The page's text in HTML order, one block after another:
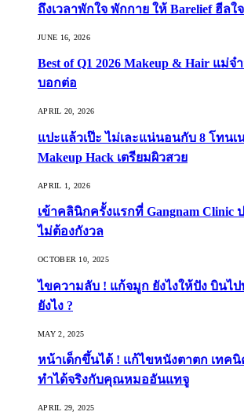
ถึงเวลาพักใจ พักกาย ให้ Barelief ฮีลใ
JUNE 16, 2026
Best of Q1 2026 Makeup & Hair แม่
บอกต่อ
APRIL 20, 2026
แปะแล้วเป๊ะ ไม่เละแน่นอนกับ 8 โทน
Makeup Hack เตรียมผิวสวย
APRIL 1, 2026
เข้าคลินิกครั้งแรกที่ Gangnam Clinic
ไม่ต้องกังวล
OCTOBER 10, 2025
ไขความลับ ! แก้จมูก ยังไงให้ปัง บินไ
ยังไง ?
MAY 2, 2025
หน้าเด็กขึ้นได้ ! แก้ไขหนังตาตก เทค
ทำได้จริงกับคุณหมออันแทจู
APRIL 29, 2025